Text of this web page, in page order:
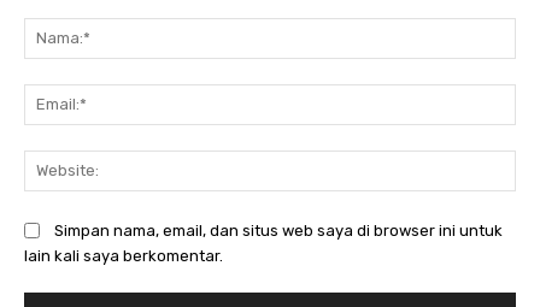
Simpan nama, email, dan situs web saya di browser ini untuk
lain kali saya berkomentar.